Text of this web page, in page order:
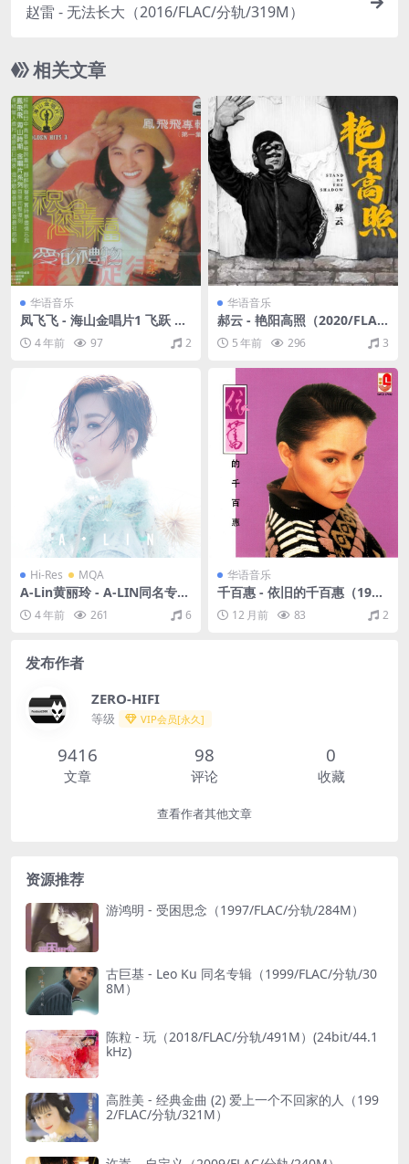
赵雷 - 无法长大（2016/FLAC/分轨/319M）
相关文章
华语音乐
凤飞飞 - 海山金唱片1 飞跃 初
CD化 [WAV+CUE/整轨/337
M]4 年前 97 2
华语音乐
郝云 - 艳阳高照（2020/FLA
C/分轨/403M）
5 年前 296 3
Hi-Res MQA
A-Lin黄丽玲 - A-LIN同名专辑
（2017/FLAC/分轨/548M）
(MQA/24bit/48kHz)
4 年前 261 6
华语音乐
千百惠 - 依旧的千百惠（199
2/FLAC/分轨/335M）
12 月前 83 2
发布作者
ZERO-HIFI
等级 VIP会员[永久]
9416
文章
98
评论
0
收藏
查看作者其他文章
资源推荐
游鸿明 - 受困思念（1997/FLAC/分轨/284M）
古巨基 - Leo Ku 同名专辑（1999/FLAC/分轨/30
8M）
陈粒 - 玩（2018/FLAC/分轨/491M）(24bit/44.1
kHz)
高胜美 - 经典金曲 (2) 爱上一个不回家的人（199
2/FLAC/分轨/321M）